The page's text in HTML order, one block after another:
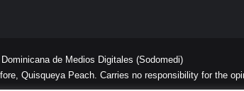
de Medios Digitales (Sodomedi)
Quisqueya Peach. Carries no responsibility for the